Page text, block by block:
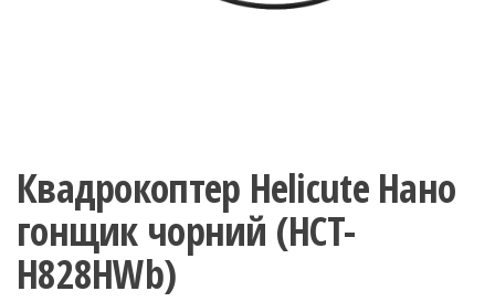
Квадрокоптер Helicute Нано
гонщик чорний (HCT-
H828HWb)